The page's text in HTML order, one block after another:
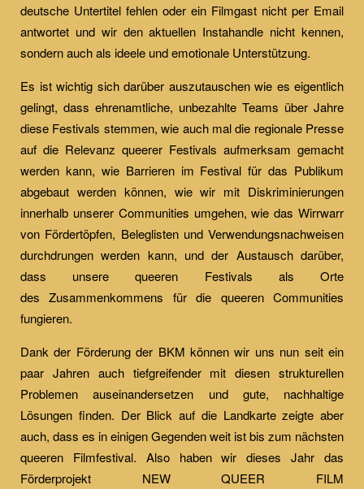
deutsche Untertitel fehlen oder ein Filmgast nicht per Email
antwortet und wir den aktuellen Instahandle nicht kennen,
sondern auch als ideele und emotionale Unterstützung.
Es ist wichtig sich darüber auszutauschen wie es eigentlich
gelingt, dass ehrenamtliche, unbezahlte Teams über Jahre
diese Festivals stemmen, wie auch mal die regionale Presse
auf die Relevanz queerer Festivals aufmerksam gemacht
werden kann, wie Barrieren im Festival für das Publikum
abgebaut werden können, wie wir mit Diskriminierungen
innerhalb unserer Communities umgehen, wie das Wirrwarr
von Fördertöpfen, Beleglisten und Verwendungsnachweisen
durchdrungen werden kann, und der Austausch darüber,
dass unsere queeren Festivals als Orte
des Zusammenkommens für die queeren Communities
fungieren.
Dank der Förderung der BKM können wir uns nun seit ein
paar Jahren auch tiefgreifender mit diesen strukturellen
Problemen auseinandersetzen und gute, nachhaltige
Lösungen finden. Der Blick auf die Landkarte zeigte aber
auch, dass es in einigen Gegenden weit ist bis zum nächsten
queeren Filmfestival. Also haben wir dieses Jahr das
Förderprojekt NEW QUEER FILM